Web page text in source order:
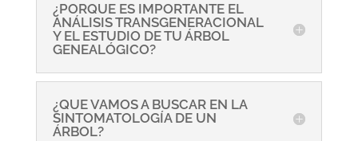
¿PORQUE ES IMPORTANTE EL
ANÁLISIS TRANSGENERACIONAL
Y EL ESTUDIO DE TU ÁRBOL
GENEALÓGICO?
¿QUE VAMOS A BUSCAR EN LA
SINTOMATOLOGÍA DE UN
ÁRBOL?